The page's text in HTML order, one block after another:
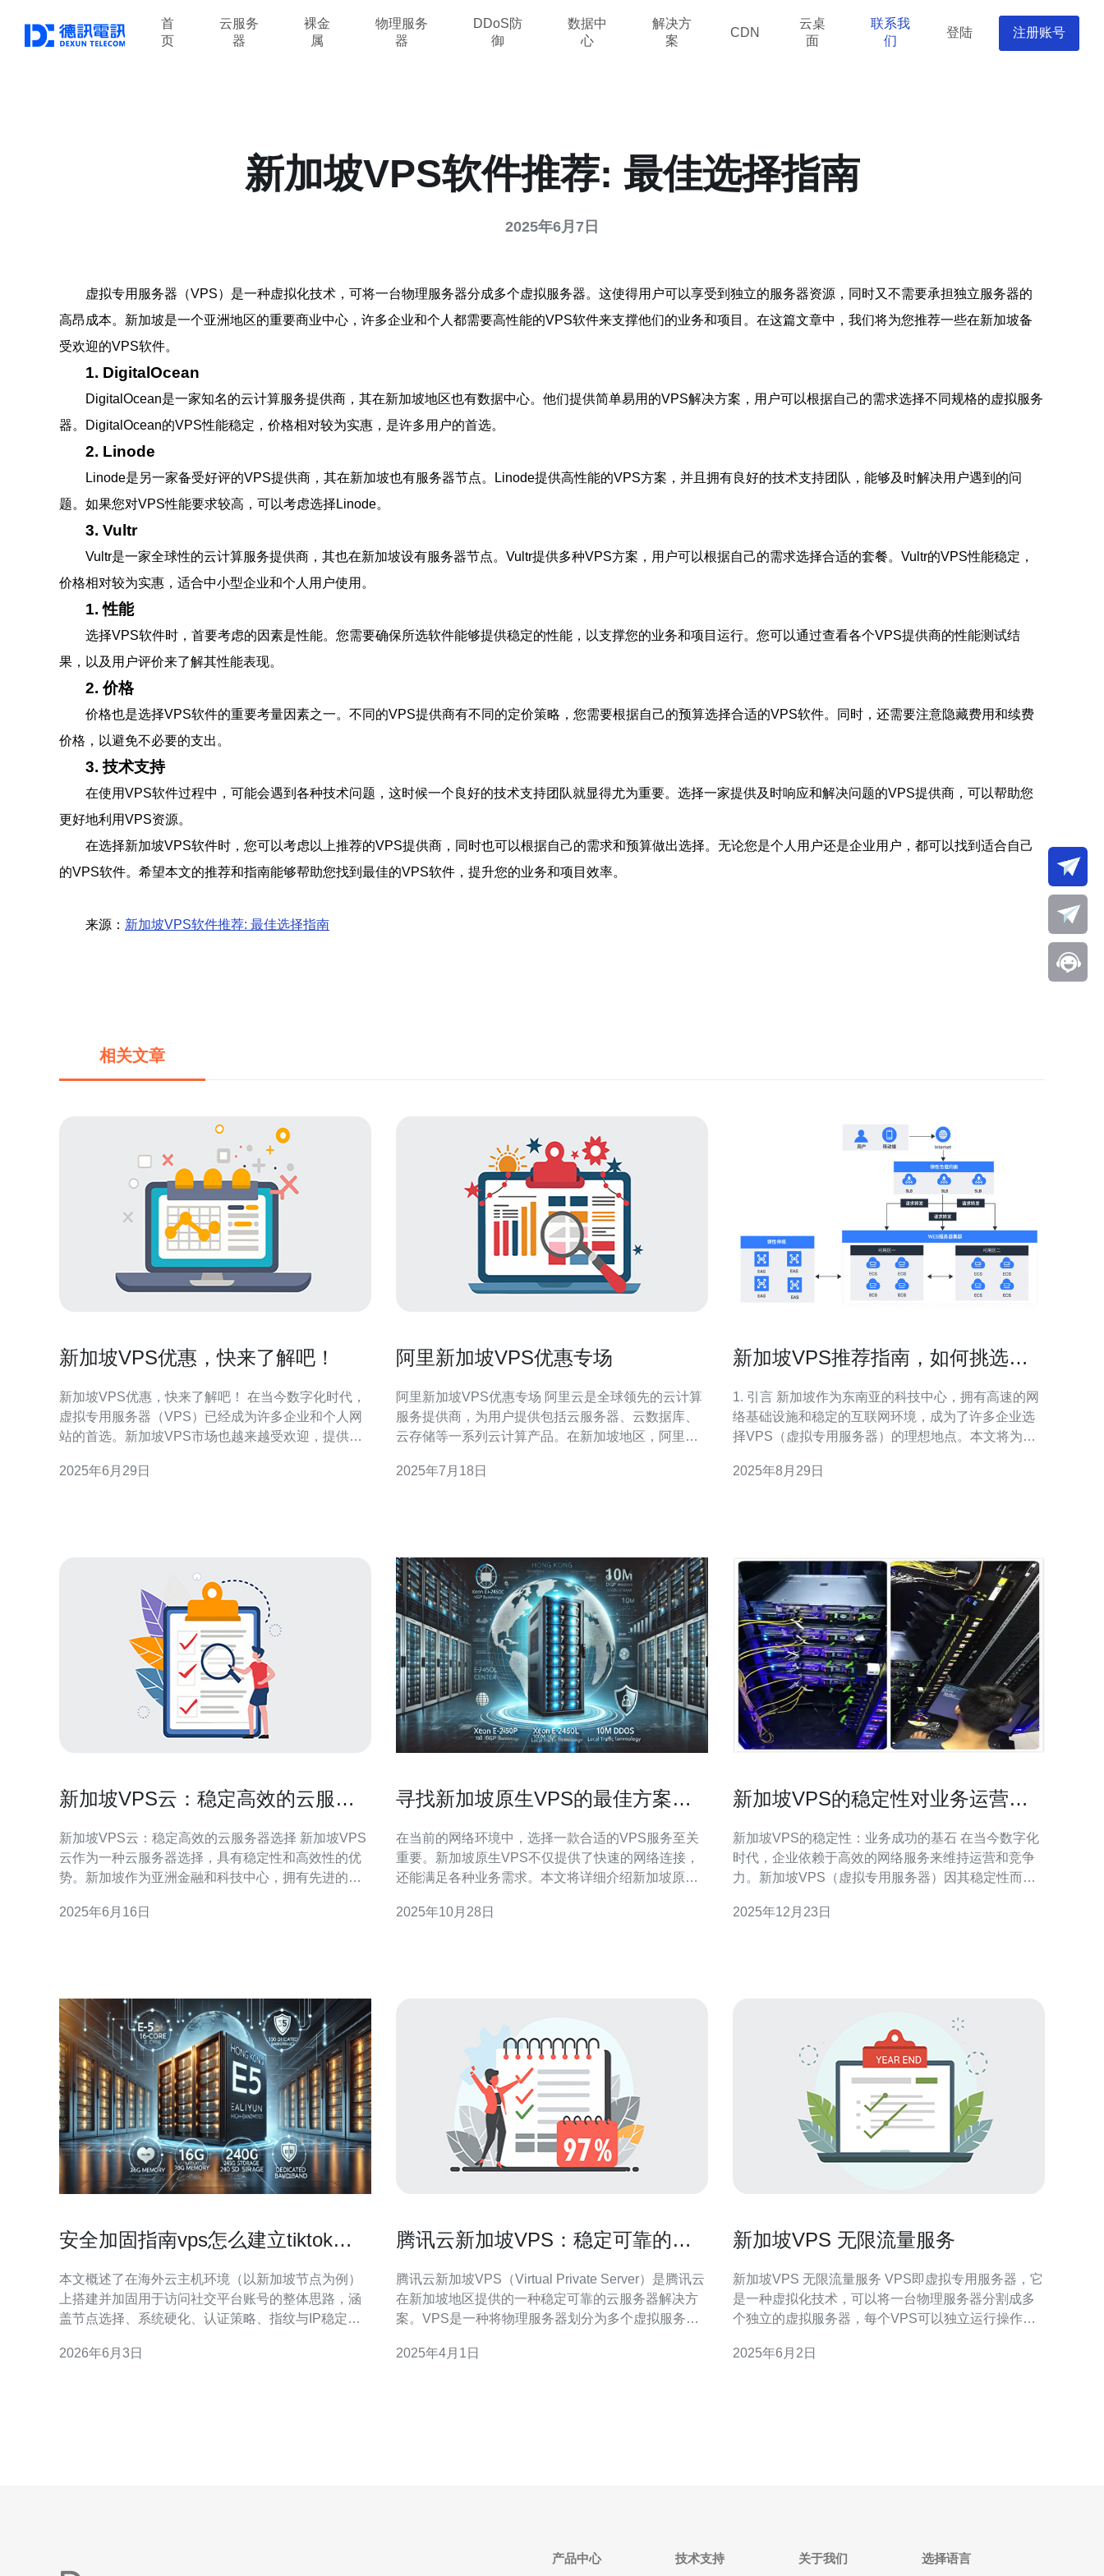
首
页
云服务
器
裸金
属
物理服务
器
DDoS防
御
数据中
心
解决方
案
CDN
云桌
面
联系我
们
登陆 注册账号
新加坡VPS软件推荐: 最佳选择指南
2025年6月7日
虚拟专用服务器（VPS）是一种虚拟化技术，可将一台物理服务器分成多个虚拟服务器。这使得用户可以享受到独立的服务器资源，同时又不需要承担独立服务器的
高昂成本。新加坡是一个亚洲地区的重要商业中心，许多企业和个人都需要高性能的VPS软件来支撑他们的业务和项目。在这篇文章中，我们将为您推荐一些在新加坡备
受欢迎的VPS软件。
1. DigitalOcean
DigitalOcean是一家知名的云计算服务提供商，其在新加坡地区也有数据中心。他们提供简单易用的VPS解决方案，用户可以根据自己的需求选择不同规格的虚拟服务
器。DigitalOcean的VPS性能稳定，价格相对较为实惠，是许多用户的首选。
2. Linode
Linode是另一家备受好评的VPS提供商，其在新加坡也有服务器节点。Linode提供高性能的VPS方案，并且拥有良好的技术支持团队，能够及时解决用户遇到的问
题。如果您对VPS性能要求较高，可以考虑选择Linode。
3. Vultr
Vultr是一家全球性的云计算服务提供商，其也在新加坡设有服务器节点。Vultr提供多种VPS方案，用户可以根据自己的需求选择合适的套餐。Vultr的VPS性能稳定，
价格相对较为实惠，适合中小型企业和个人用户使用。
1. 性能
选择VPS软件时，首要考虑的因素是性能。您需要确保所选软件能够提供稳定的性能，以支撑您的业务和项目运行。您可以通过查看各个VPS提供商的性能测试结
果，以及用户评价来了解其性能表现。
2. 价格
价格也是选择VPS软件的重要考量因素之一。不同的VPS提供商有不同的定价策略，您需要根据自己的预算选择合适的VPS软件。同时，还需要注意隐藏费用和续费
价格，以避免不必要的支出。
3. 技术支持
在使用VPS软件过程中，可能会遇到各种技术问题，这时候一个良好的技术支持团队就显得尤为重要。选择一家提供及时响应和解决问题的VPS提供商，可以帮助您
更好地利用VPS资源。
在选择新加坡VPS软件时，您可以考虑以上推荐的VPS提供商，同时也可以根据自己的需求和预算做出选择。无论您是个人用户还是企业用户，都可以找到适合自己
的VPS软件。希望本文的推荐和指南能够帮助您找到最佳的VPS软件，提升您的业务和项目效率。
来源： 新加坡VPS软件推荐: 最佳选择指南
相关文章
新加坡VPS优惠，快来了解吧！
新加坡VPS优惠，快来了解吧！ 在当今数字化时代，
虚拟专用服务器（VPS）已经成为许多企业和个人网
站的首选。新加坡VPS市场也越来越受欢迎，提供高
机，不妨了解一下新加坡VPS优惠。 新加坡VPS拥有
2025年6月29日
阿里新加坡VPS优惠专场
阿里新加坡VPS优惠专场 阿里云是全球领先的云计算
服务提供商，为用户提供包括云服务器、云数据库、
云存储等一系列云计算产品。在新加坡地区，阿里云
性能、稳定可靠的云计算解决方案。 1. 高性能：阿里
2025年7月18日
新加坡VPS推荐指南，如何挑选最
1. 引言 新加坡作为东南亚的科技中心，拥有高速的网
络基础设施和稳定的互联网环境，成为了许多企业选
择VPS（虚拟专用服务器）的理想地点。本文将为您
VPS的基本概念 VPS是一种虚拟化技术，它将物理服
2025年8月29日
新加坡VPS云：稳定高效的云服务
新加坡VPS云：稳定高效的云服务器选择 新加坡VPS
云作为一种云服务器选择，具有稳定性和高效性的优
势。新加坡作为亚洲金融和科技中心，拥有先进的网
选择云服务器时，稳定性和高效性是用户首要考虑的
2025年6月16日
寻找新加坡原生VPS的最佳方案和
在当前的网络环境中，选择一款合适的VPS服务至关
重要。新加坡原生VPS不仅提供了快速的网络连接，
还能满足各种业务需求。本文将详细介绍新加坡原生
以其卓越的性能和合理的价格脱颖而出。 新加坡原生
2025年10月28日
新加坡VPS的稳定性对业务运营的
新加坡VPS的稳定性：业务成功的基石 在当今数字化
时代，企业依赖于高效的网络服务来维持运营和竞争
力。新加坡VPS（虚拟专用服务器）因其稳定性而成
对业务运营的重要性，帮助企业认识这一关键因素。
2025年12月23日
安全加固指南vps怎么建立tiktok新
本文概述了在海外云主机环境（以新加坡节点为例）
上搭建并加固用于访问社交平台账号的整体思路，涵
盖节点选择、系统硬化、认证策略、指纹与IP稳定、
登录的风险与提升可审计性。 选择节点时优先考虑延
2026年6月3日
腾讯云新加坡VPS：稳定可靠的虚
腾讯云新加坡VPS（Virtual Private Server）是腾讯云
在新加坡地区提供的一种稳定可靠的云服务器解决方
案。VPS是一种将物理服务器划分为多个虚拟服务器
源，可以满足用户的各种需求。 腾讯云新加坡VPS采
2025年4月1日
新加坡VPS 无限流量服务
新加坡VPS 无限流量服务 VPS即虚拟专用服务器，它
是一种虚拟化技术，可以将一台物理服务器分割成多
个独立的虚拟服务器，每个VPS可以独立运行操作系
洲地区最重要的数据中心枢纽之一，具有优越的网络
2025年6月2日
产品中心 技术支持 关于我们 选择语言